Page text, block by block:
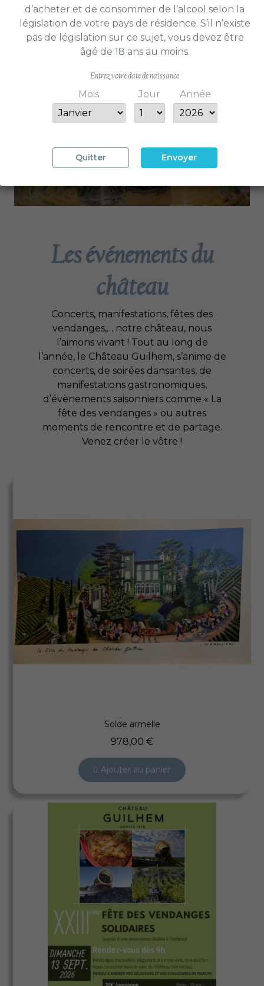
Nos verres
UP-CYCLES
Avec beaucoup de conviction, le
Château Guilhem se lance dans
l’UPCYCLING et décide de donner une
seconde vie à un produit en le
Découvrir
Les événements du
château
Concerts, manifestations, fêtes des
vendanges,… notre château, nous
l’aimons vivant ! Tout au long de
l’année, le Château Guilhem, s’anime de
concerts, de soirées dansantes, de
manifestations gastronomiques,
d’évènements saisonniers comme « La
fête des vendanges » ou autres
moments de rencontre et de partage.
Venez créer le vôtre !
Aperçu rapide
Solde armelle
978,00 €
Ajouter au panier
d’acheter et de consommer de l’alcool selon la
législation de votre pays de résidence. S’il n’existe
pas de législation sur ce sujet, vous devez être
âgé de 18 ans au moins.
Entrez votre date de naissance
Mois Jour Année
Quitter Envoyer